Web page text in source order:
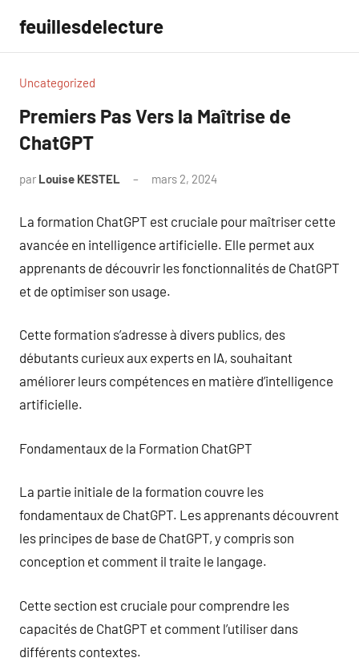
contenu
feuillesdelecture
Uncategorized
Premiers Pas Vers la Maîtrise de
ChatGPT
par Louise KESTEL mars 2, 2024
La formation ChatGPT est cruciale pour maîtriser cette
avancée en intelligence artificielle. Elle permet aux
apprenants de découvrir les fonctionnalités de ChatGPT
et de optimiser son usage.
Cette formation s’adresse à divers publics, des
débutants curieux aux experts en IA, souhaitant
améliorer leurs compétences en matière d’intelligence
artificielle.
Fondamentaux de la Formation ChatGPT
La partie initiale de la formation couvre les
fondamentaux de ChatGPT. Les apprenants découvrent
les principes de base de ChatGPT, y compris son
conception et comment il traite le langage.
Cette section est cruciale pour comprendre les
capacités de ChatGPT et comment l’utiliser dans
différents contextes.